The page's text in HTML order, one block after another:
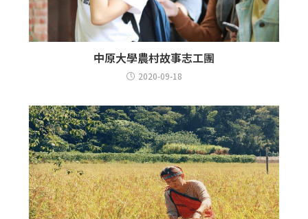
中原大學農村故事志工團
2020-09-18